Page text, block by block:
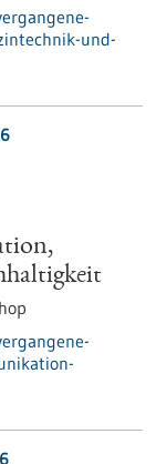
und-